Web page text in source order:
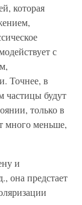
которая
с
Точнее, в
частицы будут
только в
много меньше,
и
она предстает